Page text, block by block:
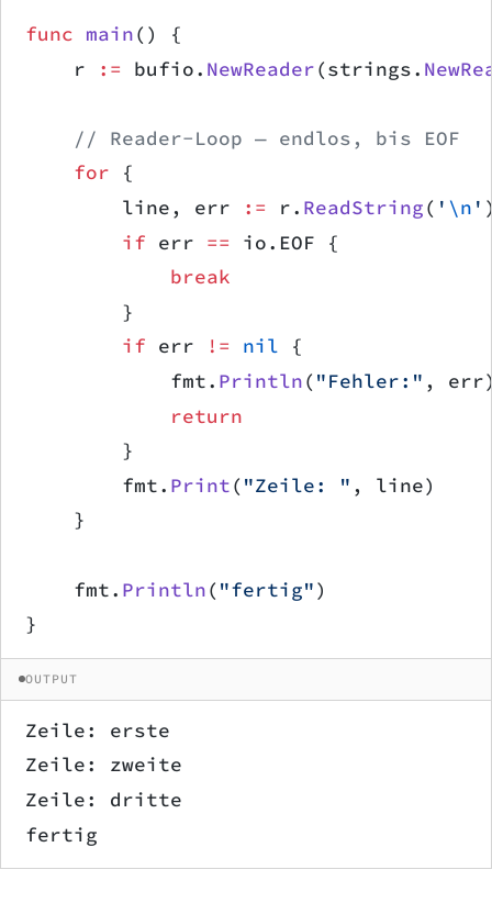
func main() {
    r
:= bufio. NewReader(strings.
    // Reader-Loop — endlos, bis EOF
    for
{
        line, err
:= r. ReadString( ' \n '
        if
err == io.EOF {
            break
        }
        if
err != nil {
            fmt.
Println( "Fehler:" ,
            return
        }
        fmt.
Print( "Zeile: " , line)
    }
    fmt.
Println( "fertig")
}
OUTPUT
Zeile: erste
Zeile: zweite
Zeile: dritte
fertig